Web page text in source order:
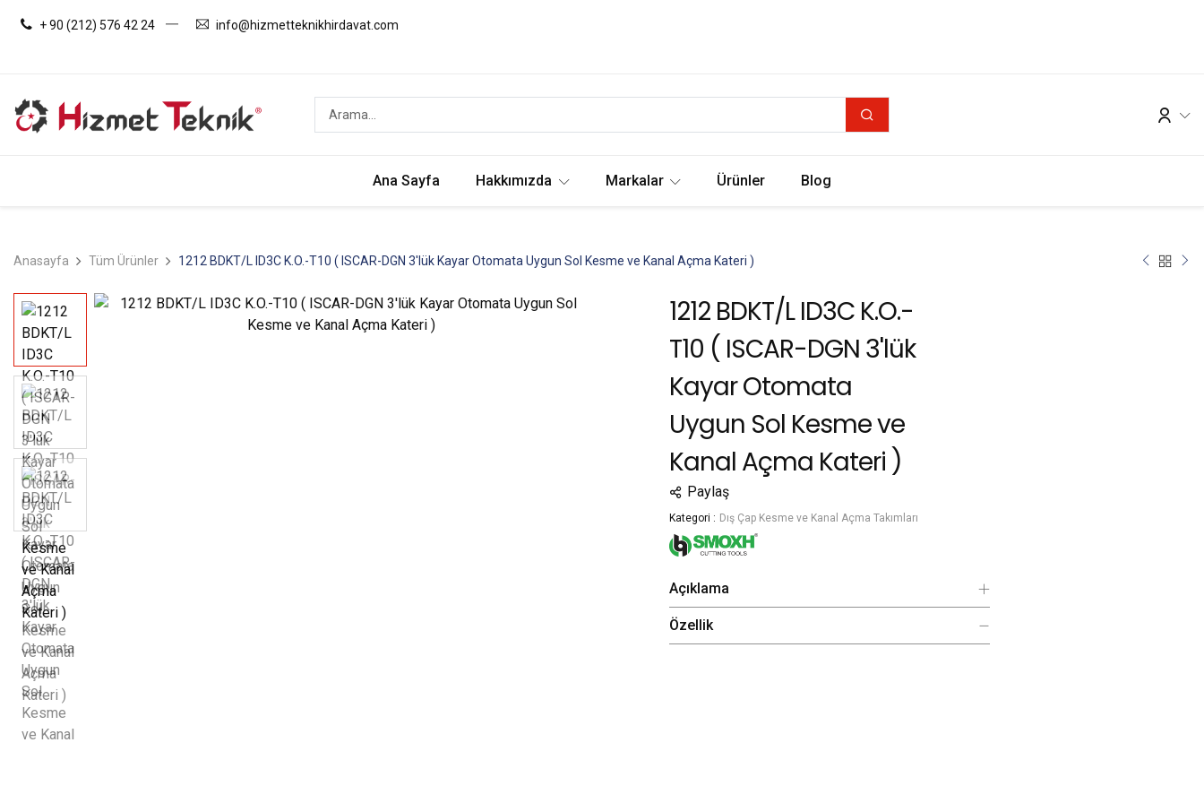
+ 90 (212) 576 42 24 info@hizmetteknikhirdavat.com
Ana Sayfa Hakkımızda Markalar Ürünler Blog
Anasayfa Tüm Ürünler 1212 BDKT/L ID3C K.O.-T10 ( ISCAR-DGN 3'lük Kayar Otomata Uygun Sol Kesme ve Kanal Açma Kateri )
1212 BDKT/L ID3C K.O.-
T10 ( ISCAR-DGN 3'lük
Kayar Otomata
Uygun Sol Kesme ve
Kanal Açma Kateri )
Paylaş
Kategori : Dış Çap Kesme ve Kanal Açma Takımları
Açıklama
Özellik